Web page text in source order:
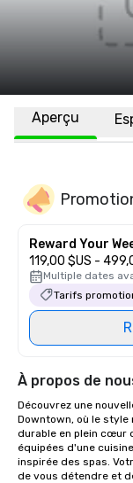
Aperçu
Reward Your
119,00 $US -
Multiple dates
Tarifs
À propos de
Découvrez une
Downtown, où le
durable en plein cœur
équipées d'une
inspirée des spas.
de vous détendre et